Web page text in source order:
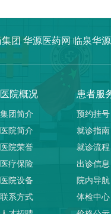
团 华源医药网 临泉华
医院概况
集团简介
医院简介
医院荣誉
医疗保险
医院设备
联系方式
患者服
预约挂号
就诊指南
就诊流程
出诊信息
院内导航
体检中心